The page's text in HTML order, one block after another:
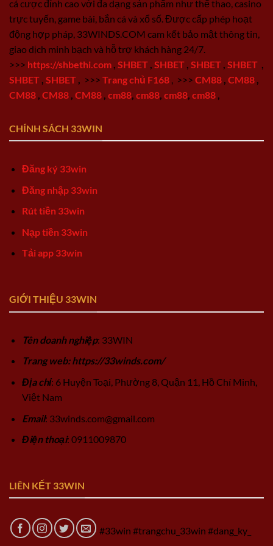
cá cược đỉnh cao với đa dạng sản phẩm như thể thao, casino
trực tuyến, game bài, bắn cá và xổ số. Được cấp phép hoạt
động hợp pháp, 33WINDS.COM cam kết bảo mật thông tin,
giao dịch minh bạch và hỗ trợ khách hàng 24/7.
>>> https://shbethi.com SHBET SHBET SHBET SHBET
SHBET SHBET >>> Trang chủ F168 >>> CM88 CM88
CM88 CM88 CM88 cm88 cm88 cm88 cm88
CHÍNH SÁCH 33WIN
Đăng ký 33win
Đăng nhập 33win
Rút tiền 33win
Nạp tiền 33win
Tải app 33win
GIỚI THIỆU 33WIN
Tên doanh nghiệp: 33WIN
Trang web: https://33winds.com/
Địa chỉ: 6 Huyện Toại, Phường 8, Quận 11, Hồ Chí Minh,
Việt Nam
Email: 33winds.com@gmail.com
Điện thoại: 0911009870
LIÊN KẾT 33WIN
#33win #trangchu_33win #dang_ky_